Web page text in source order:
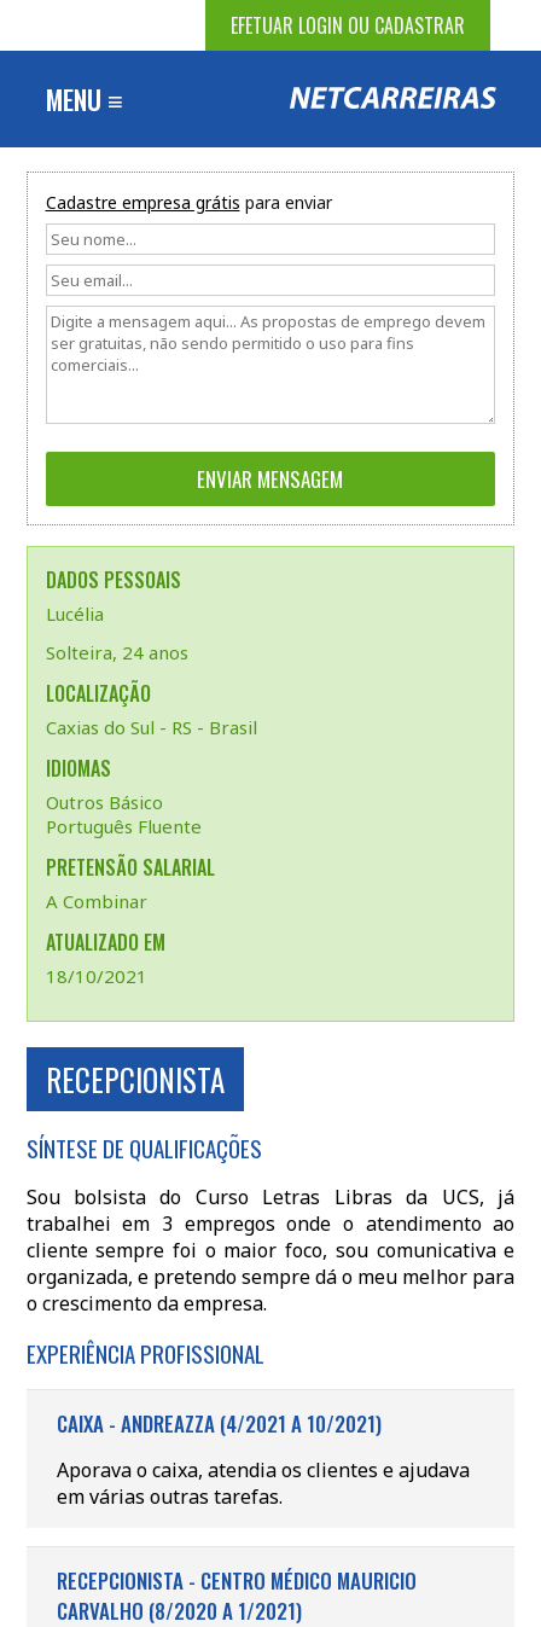
EFETUAR LOGIN OU CADASTRAR
MENU ≡
Cadastre empresa grátis para enviar
DADOS PESSOAIS
Lucélia
Solteira, 24 anos
LOCALIZAÇÃO
Caxias do Sul - RS - Brasil
IDIOMAS
Outros Básico
Português Fluente
PRETENSÃO SALARIAL
A Combinar
ATUALIZADO EM
18/10/2021
RECEPCIONISTA
SÍNTESE DE QUALIFICAÇÕES
Sou bolsista do Curso Letras Libras da UCS, já
trabalhei em 3 empregos onde o atendimento ao
cliente sempre foi o maior foco, sou comunicativa e
organizada, e pretendo sempre dá o meu melhor para
o crescimento da empresa.
EXPERIÊNCIA PROFISSIONAL
CAIXA - ANDREAZZA (4/2021 A 10/2021)
Aporava o caixa, atendia os clientes e ajudava
em várias outras tarefas.
RECEPCIONISTA - CENTRO MÉDICO MAURICIO
CARVALHO (8/2020 A 1/2021)